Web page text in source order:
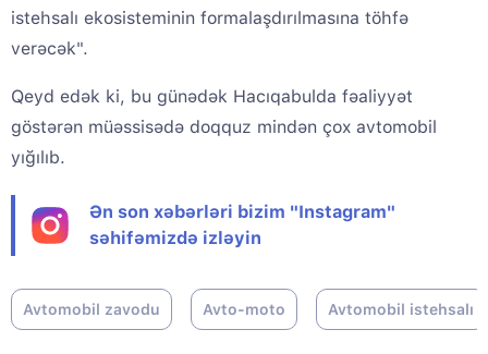
istehsalı ekosisteminin formalaşdırılmasına töhfə
verəcək".
Qeyd edək ki, bu günədək Hacıqabulda fəaliyyət
göstərən müəssisədə doqquz mindən çox avtomobil
yığılıb.
Ən son xəbərləri bizim "Instagram"
səhifəmizdə izləyin
Avtomobil zavodu Avto-moto Avtomobil istehsalı